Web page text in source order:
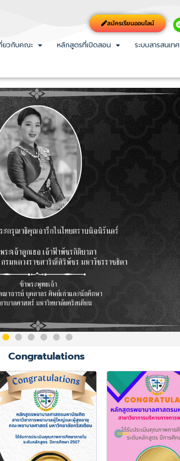
สมัครเรียนออนไลน์
ยวกับคณะ หลักสูตรที่เปิดสอน ระบบสารสนเทศ
Congratulations